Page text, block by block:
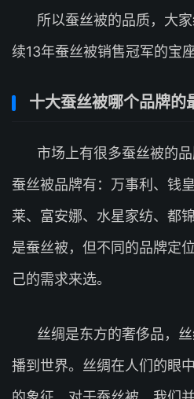
所以蚕丝被的品质，大
续13年蚕丝被销售冠军的宝
十大蚕丝被哪个品牌的
市场上有很多蚕丝被的
蚕丝被品牌有：万事利、钱
莱、富安娜、水星家纺、都
是蚕丝被，但不同的品牌定
己的需求来选。
丝绸是东方的奢侈品，
播到世界。丝绸在人们的眼